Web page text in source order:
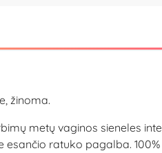
žinoma.
metų vaginos sieneles
ratuko pagalba.